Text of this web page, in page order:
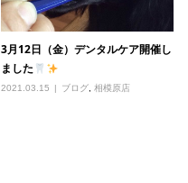
3月12日（金）デンタルケア開催し
ました
2021.03.15 ブログ,相模原店